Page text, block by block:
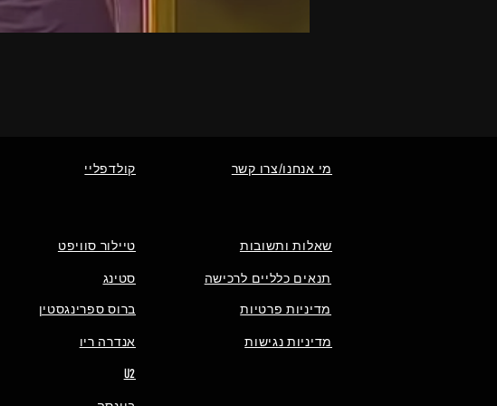
קולדפליי מי אנחנו/צרו קשר
טיילור סוויפט
סטינג
ברוס ספרינגסטין
אנדרה ריו
שאלות ותשובות
תנאים כלליים לרכישה
מדיניות פרטיות
מדיניות נגישות
U2